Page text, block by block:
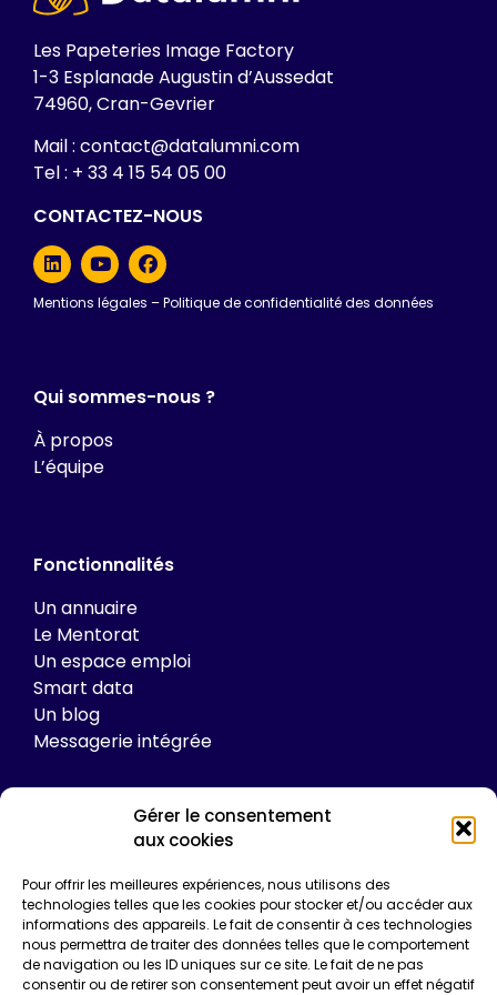
Gérer le consentement
aux cookies
Pour offrir les meilleures expériences, nous utilisons des
technologies telles que les cookies pour stocker et/ou accéder aux
informations des appareils. Le fait de consentir à ces technologies
nous permettra de traiter des données telles que le comportement
de navigation ou les ID uniques sur ce site. Le fait de ne pas
consentir ou de retirer son consentement peut avoir un effet négatif
Les Papeteries Image Factory
1-3 Esplanade Augustin d’Aussedat
74960, Cran-Gevrier
Mail : contact@datalumni.com
Tel : + 33 4 15 54 05 00
CONTACTEZ-NOUS
Mentions légales –Politique de confidentialité des données
Qui sommes-nous ?
À propos
L’équipe
Fonctionnalités
Un annuaire
Le Mentorat
Un espace emploi
Smart data
Un blog
Messagerie intégrée
Plateforme
Formations
Enquêtes de certification
Communication
Entreprise*